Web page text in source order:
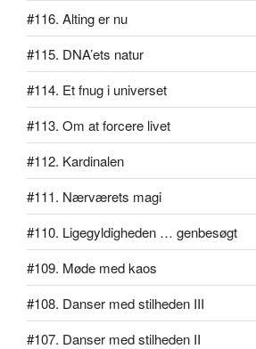
#116. Alting er nu
#115. DNA’ets natur
#114. Et fnug i universet
#113. Om at forcere livet
#112. Kardinalen
#111. Nærværets magi
#110. Ligegyldigheden … genbesøgt
#109. Møde med kaos
#108. Danser med stilheden III
#107. Danser med stilheden II